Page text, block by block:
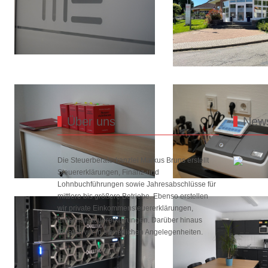
Über uns
Die Steuerberaterkanzlei Markus Bruns erstellt
Steuererklärungen, Finanz-und
Lohnbuchführungen sowie Jahresabschlüsse für
mittlere bis größere Betriebe. Ebenso erstellen
wir private Einkommensteuererklärungen,
Erbschaftsteuererklärungen. Darüber hinaus
beraten wir in steuerlichen Angelegenheiten.